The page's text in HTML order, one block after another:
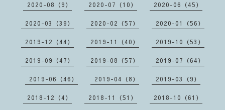
2020-08（9） 2020-07（10） 2020-06（45）
2020-03（39） 2020-02（57） 2020-01（56）
2019-12（44） 2019-11（40） 2019-10（53）
2019-09（47） 2019-08（57） 2019-07（64）
2019-06（46） 2019-04（8） 2019-03（9）
2018-12（4） 2018-11（51） 2018-10（61）